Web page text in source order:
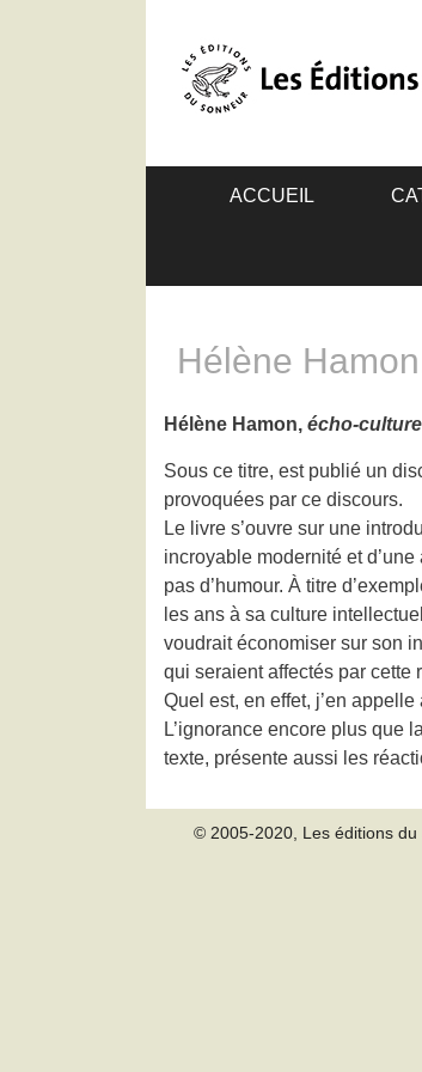
ACCUEIL
Hélène
Hélène Hamon, écho-culture
Sous ce titre, est publié un
provoquées par ce discours.
Le livre s’ouvre sur une
incroyable modernité et
pas d’humour. À titre
les ans à sa culture
voudrait économiser sur son
qui seraient affectés par
Quel est, en effet, j’en
L’ignorance encore plus que
texte, présente aussi les
© 2005-2020, Les éditions